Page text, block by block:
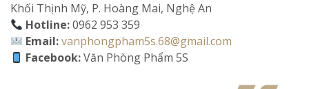
Khối Thịnh Mỹ, P. Hoàng Mai, Nghệ An
Hotline:0962 953 359
Email:vanphongpham5s.68@gmail.com
Facebook:Văn Phòng Phẩm 5S